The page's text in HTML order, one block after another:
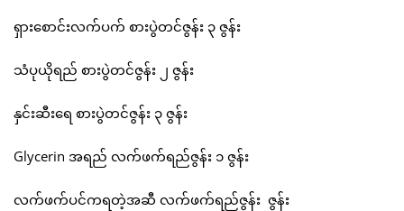
ရှားစောင်းလက်ပက် စားပွဲတင်ဇွန်း ၃ ဇွန်း
သံပုယိုရည် စားပွဲတင်ဇွန်း ၂ ဇွန်း
နှင်းဆီးရေ စားပွဲတင်ဇွန်း ၃ ဇွန်း
Glycerin အရည် လက်ဖက်ရည်ဇွန်း ၁ ဇွန်း
လက်ဖက်ပင်ကရတဲ့အဆီ လက်ဖက်ရည်ဇွန်း ဇွန်း